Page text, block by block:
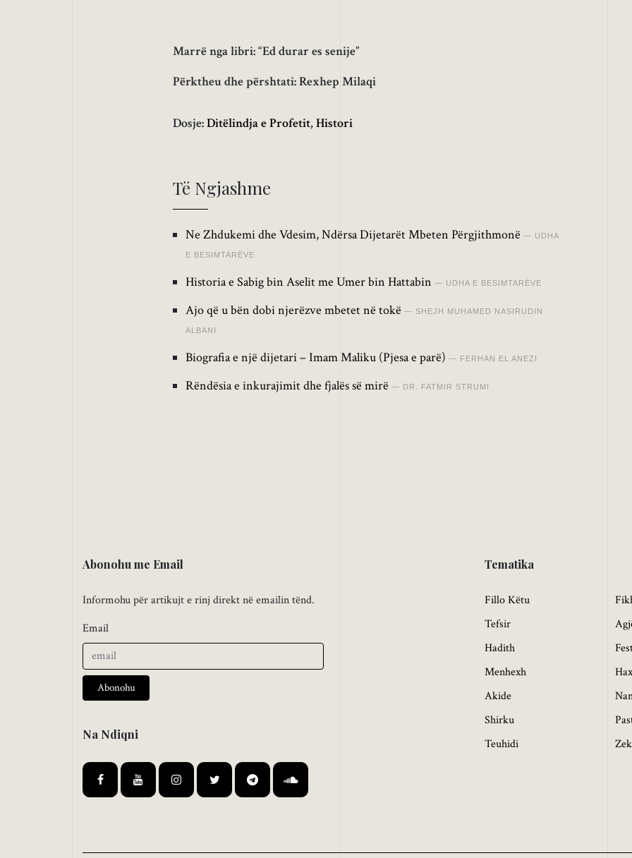
Marrë nga libri: “Ed durar es senije”
Përktheu dhe përshtati: Rexhep Milaqi
Dosje:Ditëlindja e Profetit,Histori
Të Ngjashme
Ne Zhdukemi dhe Vdesim, Ndërsa Dijetarët Mbeten Përgjithmonë UDHA
E BESIMTARËVE
Historia e Sabig bin Aselit me Umer bin Hattabin UDHA E BESIMTARËVE
Ajo që u bën dobi njerëzve mbetet në tokë SHEJH MUHAMED NASIRUDIN
ALBANI
Biografia e një dijetari – Imam Maliku (Pjesa e parë) FERHAN EL ANEZI
Rëndësia e inkurajimit dhe fjalës së mirë DR. FATMIR STRUMI
Abonohu me Email
Informohu për artikujt e rinj direkt në emailin tënd.
Email
Abonohu
Na Ndiqni
Tematika
Fillo Këtu
Tefsir
Hadith
Menhexh
Akide
Shirku
Teuhidi